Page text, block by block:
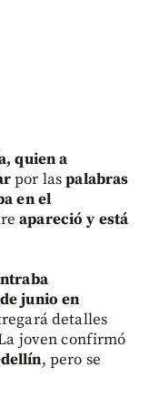
quien a
por laspalabras
en el
apareció y está
junio en
detalles
joven confirmó
, pero se